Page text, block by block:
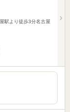
駅より徒歩3分名古屋